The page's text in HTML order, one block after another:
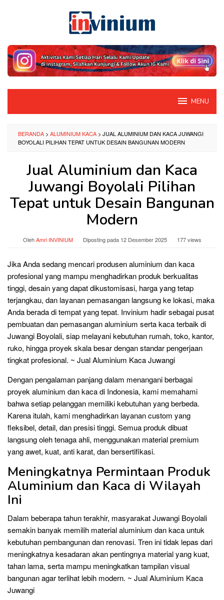
MENU
BERANDA > ALUMINIUM KACA > JUAL ALUMINIUM DAN KACA JUWANGI
BOYOLALI PILIHAN TEPAT UNTUK DESAIN BANGUNAN MODERN
Jual Aluminium dan Kaca
Juwangi Boyolali Pilihan
Tepat untuk Desain Bangunan
Modern
OlehAmri INVINIUM Diposting pada 12 Desember 2025 177 views
Jika Anda sedang mencari produsen aluminium dan kaca
profesional yang mampu menghadirkan produk berkualitas
tinggi, desain yang dapat dikustomisasi, harga yang tetap
terjangkau, dan layanan pemasangan langsung ke lokasi, maka
Anda berada di tempat yang tepat. Invinium hadir sebagai pusat
pembuatan dan pemasangan aluminium serta kaca terbaik di
Juwangi Boyolali, siap melayani kebutuhan rumah, toko, kantor,
ruko, hingga proyek skala besar dengan standar pengerjaan
tingkat profesional. ~ Jual Aluminium Kaca Juwangi
Dengan pengalaman panjang dalam menangani berbagai
proyek aluminium dan kaca di Indonesia, kami memahami
bahwa setiap pelanggan memiliki kebutuhan yang berbeda.
Karena itulah, kami menghadirkan layanan custom yang
fleksibel, detail, dan presisi tinggi. Semua produk dibuat
langsung oleh tenaga ahli, menggunakan material premium
yang awet, kuat, anti karat, dan bersertifikasi.
Meningkatnya Permintaan Produk
Aluminium dan Kaca di Wilayah
Ini
Dalam beberapa tahun terakhir, masyarakat Juwangi Boyolali
semakin banyak memilih material aluminium dan kaca untuk
kebutuhan pembangunan dan renovasi. Tren ini tidak lepas dari
meningkatnya kesadaran akan pentingnya material yang kuat,
tahan lama, serta mampu meningkatkan tampilan visual
bangunan agar terlihat lebih modern. ~ Jual Aluminium Kaca
Juwangi